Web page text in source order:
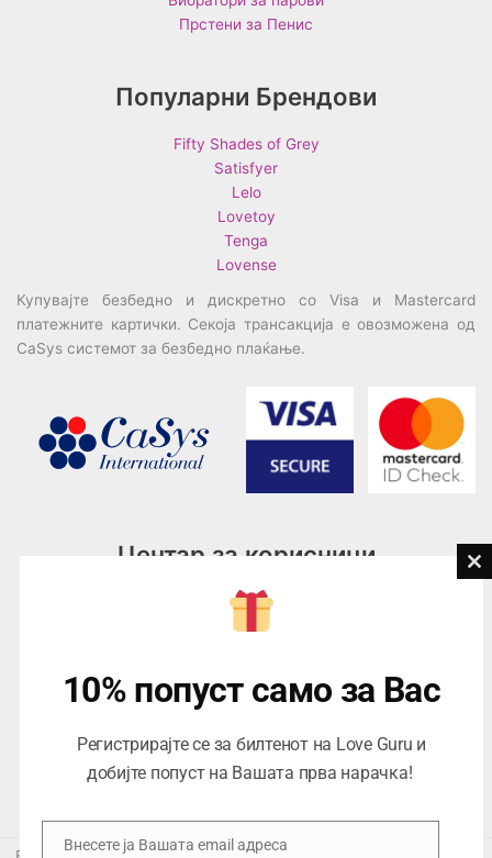
Прстени за Пенис
Популарни Брендови
Fifty Shades of Grey
Satisfyer
Lelo
Lovetoy
Tenga
Lovense
Купувајте безбедно и дискретно со Visa и Mastercard
платежните картички. Секоја трансакција е овозможена од
CaSys системот за безбедно плаќање.
Центар за корисници
076945497; 076945498
contact@loveguru.mk
Саб – Нед: 10-18
10% попуст само за Вас
Регистрирајте се за билтенот на Love Guru и
добијте попуст на Вашата прва нарачка!
Внесете ја Вашата email адреса